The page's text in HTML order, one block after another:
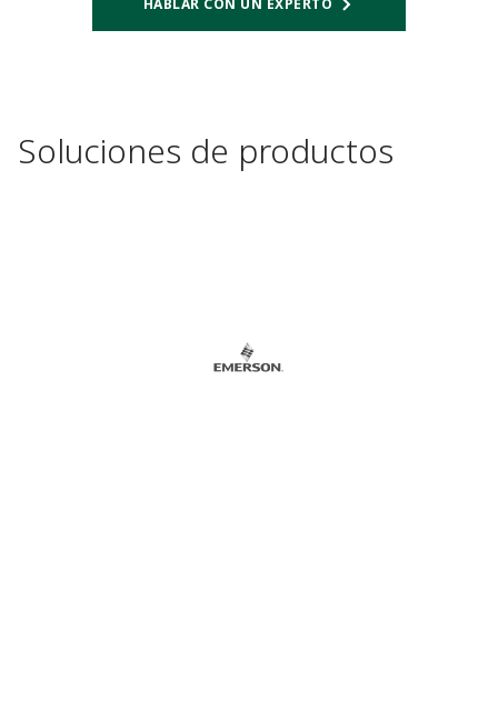
HABLAR CON UN EXPERTO
Soluciones de productos